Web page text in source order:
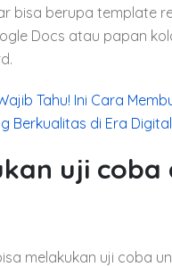
bisa berupa template
Docs atau papan
Tahu! Ini Cara
Berkualitas di Era Digital
uji coba
melakukan uji coba